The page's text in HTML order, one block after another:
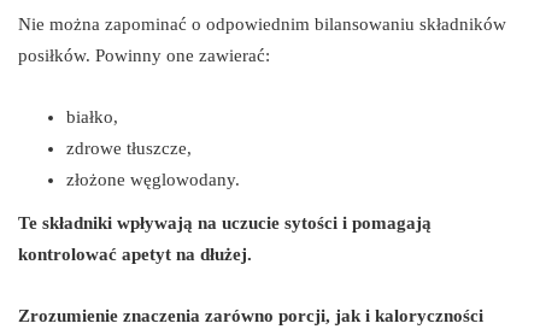
Nie można zapominać o odpowiednim bilansowaniu składników
posiłków. Powinny one zawierać:
białko,
zdrowe tłuszcze,
złożone węglowodany.
Te składniki wpływają na uczucie sytości i pomagają
kontrolować apetyt na dłużej.
Zrozumienie znaczenia zarówno porcji, jak i kaloryczności